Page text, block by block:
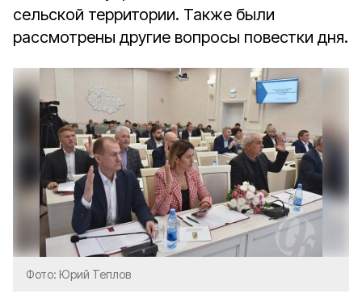
сельской территории. Также были
рассмотрены другие вопросы повестки дня.
Фото: Юрий Теплов